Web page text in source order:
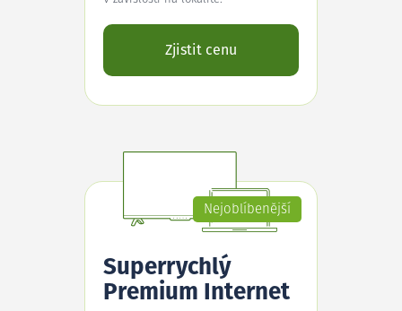
Zjistit cenu
Nejoblíbenější
Superrychlý
Premium Internet